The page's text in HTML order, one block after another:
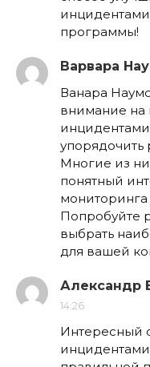
программы!
Варвара
Ванара
внимание на
упорядочить
Многие из
понятный
мониторинга
Попробуйте
выбрать
для вашей
Александр
14:26
Интересный